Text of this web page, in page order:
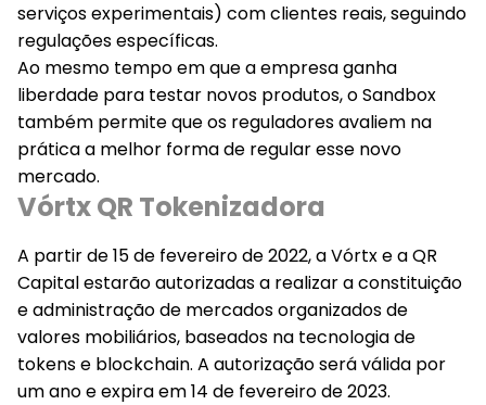
serviços experimentais) com clientes reais, seguindo
regulações específicas.
Ao mesmo tempo em que a empresa ganha
liberdade para testar novos produtos, o Sandbox
também permite que os reguladores avaliem na
prática a melhor forma de regular esse novo
mercado.
Vórtx QR Tokenizadora
A partir de 15 de fevereiro de 2022, a Vórtx e a QR
Capital estarão autorizadas a realizar a constituição
e administração de mercados organizados de
valores mobiliários, baseados na tecnologia de
tokens e blockchain. A autorização será válida por
um ano e expira em 14 de fevereiro de 2023.